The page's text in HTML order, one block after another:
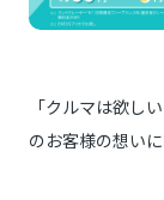
「クルマは欲し
のお客様の想い